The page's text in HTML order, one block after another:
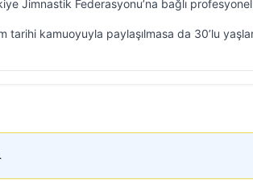
Jimnastik Federasyonu’na bağlı
tarihi kamuoyuyla paylaşılmasa da 30’lu